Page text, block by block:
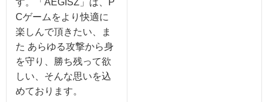
Cゲームをより快適に
楽しんで頂きたい、ま
た あらゆる攻撃から身
を守り、勝ち残って欲
しい、そんな思いを込
めております。